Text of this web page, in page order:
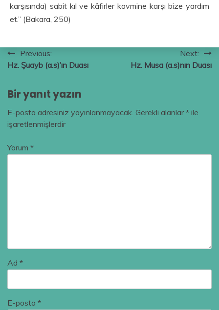
karşısında) sabit kıl ve kâfirler kavmine karşı bize yardım
et.” (Bakara, 250)
Yazı
gezinmesi
Previous:
Hz. Şuayb (a.s)’ın Duası
Next:
Hz. Musa (a.s)nın Duası
Bir yanıt yazın
E-posta adresiniz yayınlanmayacak. Gerekli alanlar* ile
işaretlenmişlerdir
Yorum *
Ad *
E-posta *